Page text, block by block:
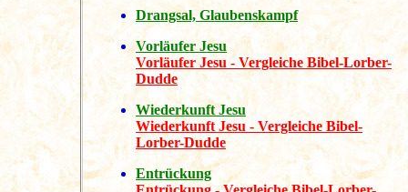
Drangsal, Glaubenskampf
Vorläufer Jesu
Vorläufer Jesu - Vergleiche Bibel-Lorber-
Dudde
Wiederkunft Jesu
Wiederkunft Jesu - Vergleiche Bibel-
Lorber-Dudde
Entrückung